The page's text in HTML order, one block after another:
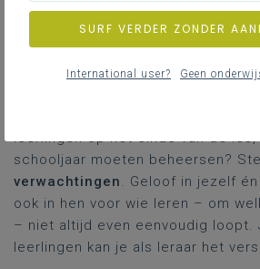
Vertrek van
Het ontwerpen van effectieve
leerlingen op het einde van de
schooljaar moeten beheersen?
verwachtingen. Geloof in jezelf
ook in hen voor wie leren – om
– niet altijd even eenvoudig loopt.
leerlingen kan je als leraar het
SURF VERDER ZONDER
International user? Geen